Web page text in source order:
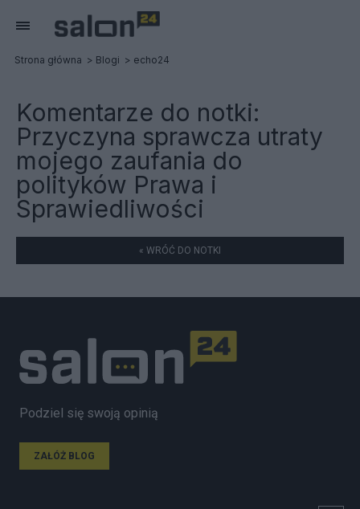
Strona główna Blogi echo24
Komentarze do notki:
Przyczyna sprawcza utraty
mojego zaufania do
polityków Prawa i
Sprawiedliwości
« WRÓĆ DO NOTKI
Podziel się swoją opinią
ZAŁÓŻ BLOG